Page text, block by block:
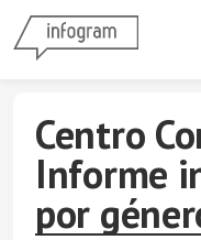
Centro
Informe
por